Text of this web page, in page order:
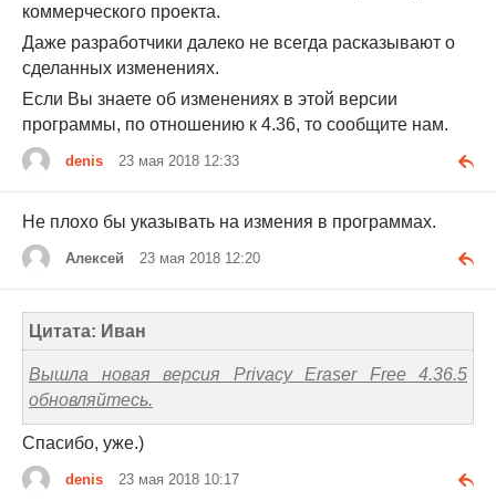
коммерческого проекта.
Даже разработчики далеко не всегда расказывают о
сделанных изменениях.
Если Вы знаете об изменениях в этой версии
программы, по отношению к 4.36, то сообщите нам.
denis 23 мая 2018 12:33
Не плохо бы указывать на измения в программах.
Алексей 23 мая 2018 12:20
Цитата: Иван
Вышла новая версия Privacy Eraser Free 4.36.5
обновляйтесь.
Спасибо, уже.)
denis 23 мая 2018 10:17